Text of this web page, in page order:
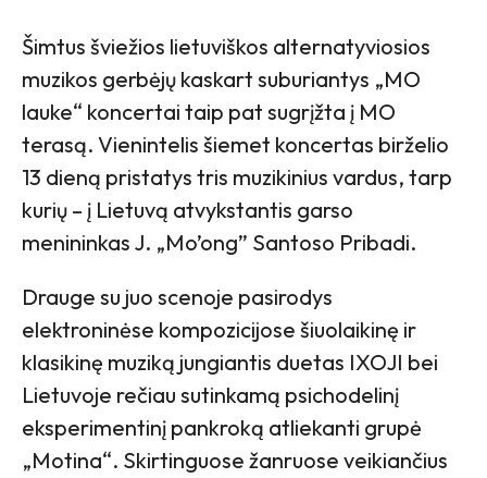
Šimtus šviežios lietuviškos alternatyviosios
muzikos gerbėjų kaskart suburiantys „MO
lauke“ koncertai taip pat sugrįžta į MO
terasą. Vienintelis šiemet koncertas birželio
13 dieną pristatys tris muzikinius vardus, tarp
kurių – į Lietuvą atvykstantis garso
menininkas J. „Mo’ong” Santoso Pribadi.
Drauge su juo scenoje pasirodys
elektroninėse kompozicijose šiuolaikinę ir
klasikinę muziką jungiantis duetas IXOJI bei
Lietuvoje rečiau sutinkamą psichodelinį
eksperimentinį pankroką atliekanti grupė
„Motina“. Skirtinguose žanruose veikiančius